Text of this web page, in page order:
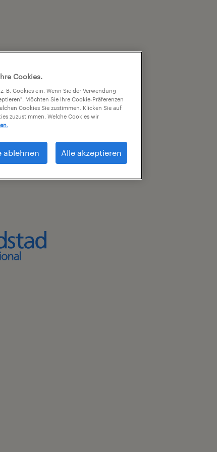
Cookies.
B. Cookies ein. Wenn Sie der Verwendung
Möchten Sie Ihre Cookie-Präferenzen
Cookies Sie zustimmen. Klicken Sie auf
zuzustimmen. Welche Cookies wir
ablehnen Alle akzeptieren